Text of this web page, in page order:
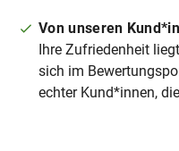
Von unseren
Ihre Zufriedenheit
sich im
echter Kund*innen,